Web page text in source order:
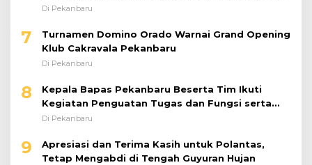
Perkuat Kinerja Satuan
Di Pekanbaru
7
Turnamen Domino Orado Warnai Grand Opening
Klub Cakravala Pekanbaru
Di Pekanbaru
8
Kepala Bapas Pekanbaru Beserta Tim Ikuti
Kegiatan Penguatan Tugas dan Fungsi serta
Paparan Penempatan WBP ke Lapas Terbuka
Di Pekanbaru
9
Apresiasi dan Terima Kasih untuk Polantas,
Tetap Mengabdi di Tengah Guyuran Hujan